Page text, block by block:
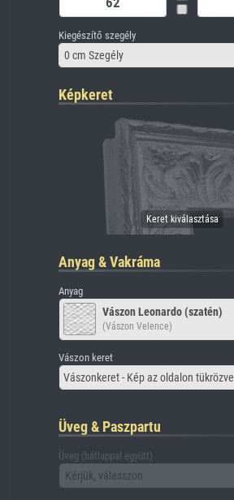
Kiegészítő szegély
0 cm Szegély
Képkeret
Anyag & Vakráma
Anyag
Vászon Leonardo (szatén)
(Vászon Velence)
Vászon keret
Vászonkeret - Kép az oldalon tükrözve
Üveg & Paszpartu
Üveg (hátlappal együtt)
Kérjük, válasszon